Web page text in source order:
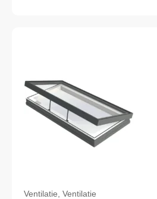
Ventilatie, Ventilatie